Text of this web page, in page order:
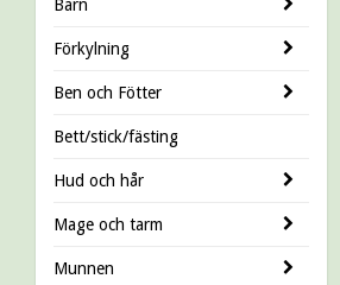
Barn
Förkylning
Ben och Fötter
Bett/stick/fästing
Hud och hår
Mage och tarm
Munnen